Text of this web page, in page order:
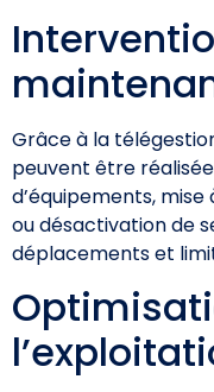
Grâce à la
peuvent être
d’équipements,
ou désactivation de
déplacements et